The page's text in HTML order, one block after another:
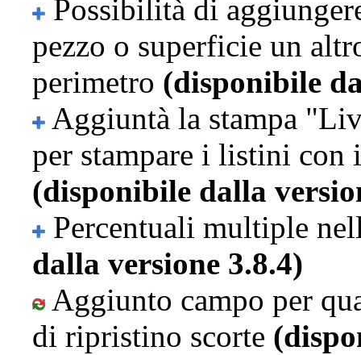
Possibilità di
pezzo o superficie un
perimetro (disponibile
Aggiuntà la stampa
per stampare i listini
(disponibile dalla
Percentuali multiple
dalla versione 3.8.4)
Aggiunto campo per
di ripristino scorte